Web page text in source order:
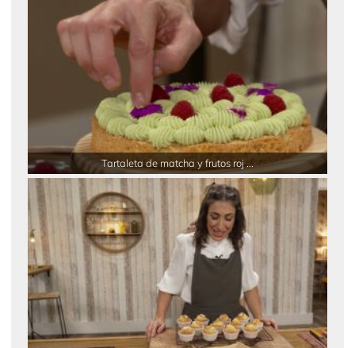
Tartaleta de matcha y frutos roj ...